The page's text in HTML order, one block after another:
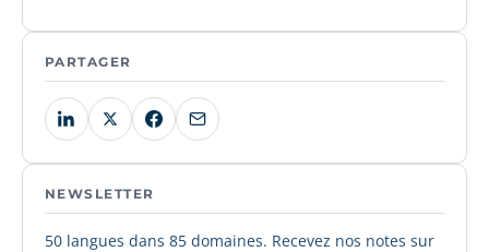
PARTAGER
NEWSLETTER
50 langues dans 85 domaines. Recevez nos notes sur